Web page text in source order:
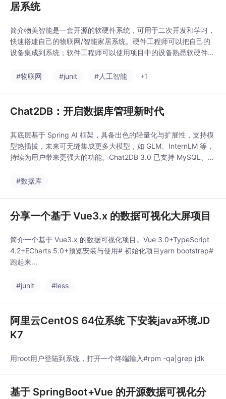
居系统
简介物美智能是一套开源的软硬件系统，可用于二次开发和学习，
快速搭建自己的物联网/智能家居系统。硬件工程师可以把自己的
设备集成到系统；软件工程师可以使用项目中的设备熟悉软硬件交
#物联网
#junit #人工智能 +1
Chat2DB：开启数据库管理新时代
其底层基于 Spring AI 框架，具备出色的轻量化与扩展性，支持模
型热插拔，未来可无缝集成更多大模型，如 GLM、InternLM 等，
持续为用户带来更强大的功能。Chat2DB 3.0 已支持 MySQL、Or
库，未来还计划接入 Redis、MongoDB 等 NoSQL 引擎，真正实
#数据库
分享一个基于 Vue3.x 的数据可视化大屏项目
简介一个基于 Vue3.x 的数据可视化项目。Vue 3.0+TypeScript
4.2+ECharts 5.0+预览安装与使用# 初始化项目yarn bootstrap#
跑起来...
#junit #less
阿里云CentOS 64位系统 下安装java环境JD
K7
用root用户登陆到系统，打开一个终端输入#rpm -qa|grep jdk
基于 SpringBoot+Vue 的开源数据可视化分